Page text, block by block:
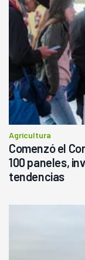
Agricultura
Comenzó el
100 paneles,
tendencias